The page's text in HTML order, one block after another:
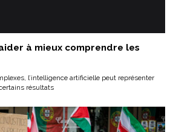
à mieux comprendre les
l’intelligence artificielle peut représenter
résultats